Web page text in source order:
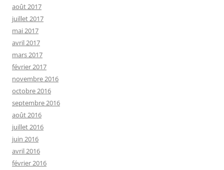
août 2017
juillet 2017
mai 2017
avril 2017
mars 2017
février 2017
novembre 2016
octobre 2016
septembre 2016
août 2016
juillet 2016
juin 2016
avril 2016
février 2016